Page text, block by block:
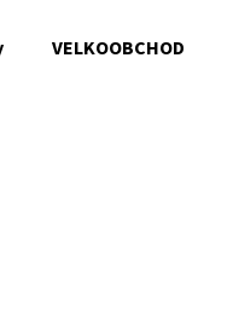
VELKOOBCHOD